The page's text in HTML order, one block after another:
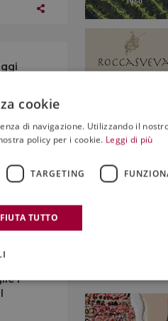
premia
i
cookie
di navigazione. Utilizzando il
policy per i cookie. Leggi di più
TARGETING
TUTTO